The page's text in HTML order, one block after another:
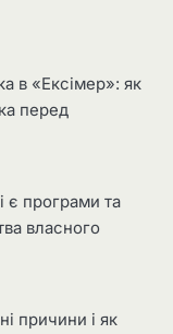
в «Ексімер»: як
перед
є програми та
власного
причини і як